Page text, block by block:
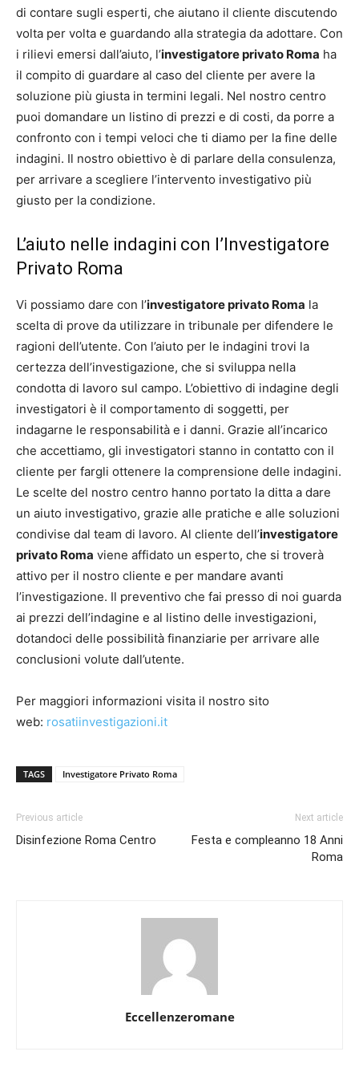
di contare sugli esperti, che aiutano il cliente discutendo
volta per volta e guardando alla strategia da adottare. Con
i rilievi emersi dall’aiuto, l’investigatore privato Roma ha
il compito di guardare al caso del cliente per avere la
soluzione più giusta in termini legali. Nel nostro centro
puoi domandare un listino di prezzi e di costi, da porre a
confronto con i tempi veloci che ti diamo per la fine delle
indagini. Il nostro obiettivo è di parlare della consulenza,
per arrivare a scegliere l’intervento investigativo più
giusto per la condizione.
L’aiuto nelle indagini con l’Investigatore
Privato Roma
Vi possiamo dare con l’investigatore privato Roma la
scelta di prove da utilizzare in tribunale per difendere le
ragioni dell’utente. Con l’aiuto per le indagini trovi la
certezza dell’investigazione, che si sviluppa nella
condotta di lavoro sul campo. L’obiettivo di indagine degli
investigatori è il comportamento di soggetti, per
indagarne le responsabilità e i danni. Grazie all’incarico
che accettiamo, gli investigatori stanno in contatto con il
cliente per fargli ottenere la comprensione delle indagini.
Le scelte del nostro centro hanno portato la ditta a dare
un aiuto investigativo, grazie alle pratiche e alle soluzioni
condivise dal team di lavoro. Al cliente dell’investigatore
privato Roma viene affidato un esperto, che si troverà
attivo per il nostro cliente e per mandare avanti
l’investigazione. Il preventivo che fai presso di noi guarda
ai prezzi dell’indagine e al listino delle investigazioni,
dotandoci delle possibilità finanziarie per arrivare alle
conclusioni volute dall’utente.
Per maggiori informazioni visita il nostro sito
web: rosatiinvestigazioni.it
TAGS Investigatore Privato Roma
Previous article
Disinfezione Roma Centro
Next article
Festa e compleanno 18 Anni
Roma
Eccellenzeromane